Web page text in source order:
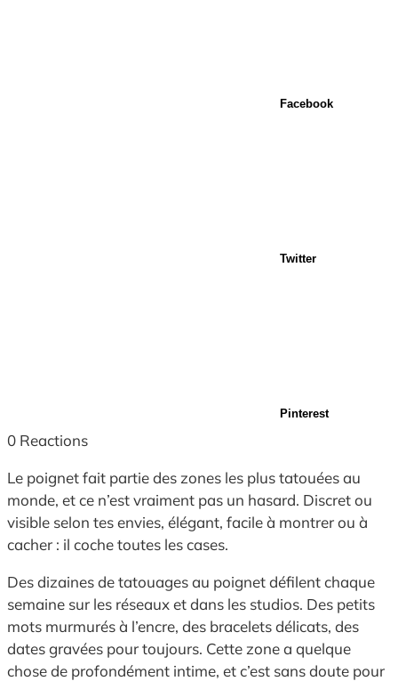
Facebook
Twitter
Pinterest
0 Reactions
Le poignet fait partie des zones les plus tatouées au
monde, et ce n’est vraiment pas un hasard. Discret ou
visible selon tes envies, élégant, facile à montrer ou à
cacher : il coche toutes les cases.
Des dizaines de tatouages au poignet défilent chaque
semaine sur les réseaux et dans les studios. Des petits
mots murmurés à l’encre, des bracelets délicats, des
dates gravées pour toujours. Cette zone a quelque
chose de profondément intime, et c’est sans doute pour